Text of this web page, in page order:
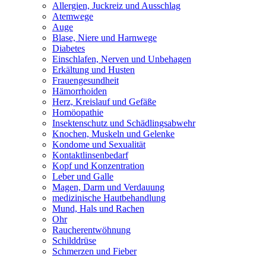
Allergien, Juckreiz und Ausschlag
Atemwege
Auge
Blase, Niere und Harnwege
Diabetes
Einschlafen, Nerven und Unbehagen
Erkältung und Husten
Frauengesundheit
Hämorrhoiden
Herz, Kreislauf und Gefäße
Homöopathie
Insektenschutz und Schädlingsabwehr
Knochen, Muskeln und Gelenke
Kondome und Sexualität
Kontaktlinsenbedarf
Kopf und Konzentration
Leber und Galle
Magen, Darm und Verdauung
medizinische Hautbehandlung
Mund, Hals und Rachen
Ohr
Raucherentwöhnung
Schilddrüse
Schmerzen und Fieber